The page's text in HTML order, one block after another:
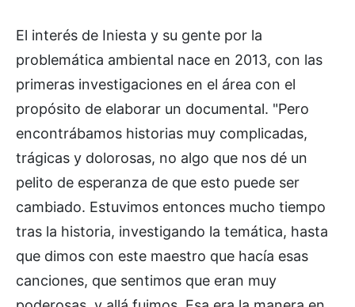
El interés de Iniesta y su gente por la
problemática ambiental nace en 2013, con las
primeras investigaciones en el área con el
propósito de elaborar un documental. "Pero
encontrábamos historias muy complicadas,
trágicas y dolorosas, no algo que nos dé un
pelito de esperanza de que esto puede ser
cambiado. Estuvimos entonces mucho tiempo
tras la historia, investigando la temática, hasta
que dimos con este maestro que hacía esas
canciones, que sentimos que eran muy